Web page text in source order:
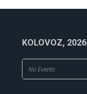
KOLOVOZ, 2026
No Events